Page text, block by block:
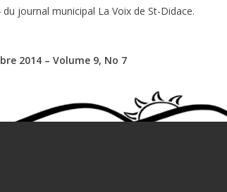
journal municipal La Voix de St-Didace.
2014 – Volume 9, No 7